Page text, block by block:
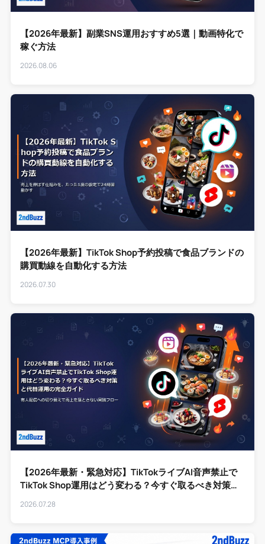
【2026年最新】副業SNS運用おすすめ5選｜動画特化で
稼ぐ方法
2026.08.06
【2026年最新】TikTok Shop予約投稿で食品ブランドの
購買動線を自動化する方法
2026.07.30
【2026年最新・緊急対応】TikTokライブAI音声禁止で
TikTok Shop運用はどう変わる？今すぐ取るべき対策と
代替運用の完全ガイド
2026.07.28